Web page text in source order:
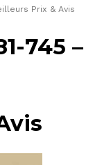
Prix & Avis
745 –